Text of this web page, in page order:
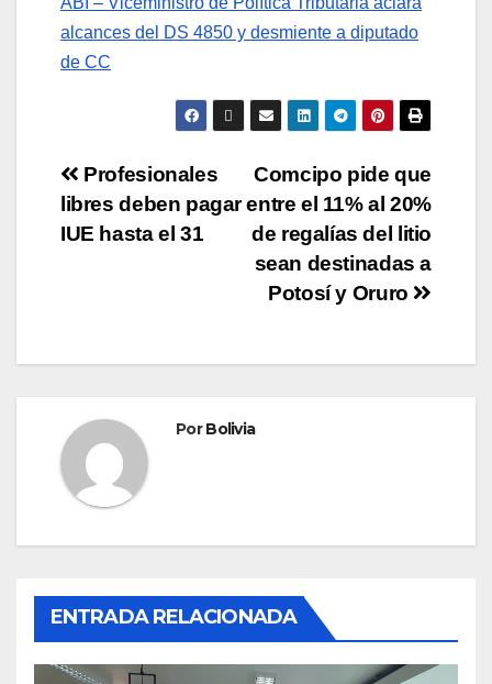
alcances del DS 4850 y desmiente a diputado
de CC
Comcipo pide que
entre el 11% al 20%
de regalías del litio
sean destinadas a
Potosí y Oruro
Profesionales
libres deben pagar
IUE hasta el 31
PorBolivia
ENTRADA RELACIONADA